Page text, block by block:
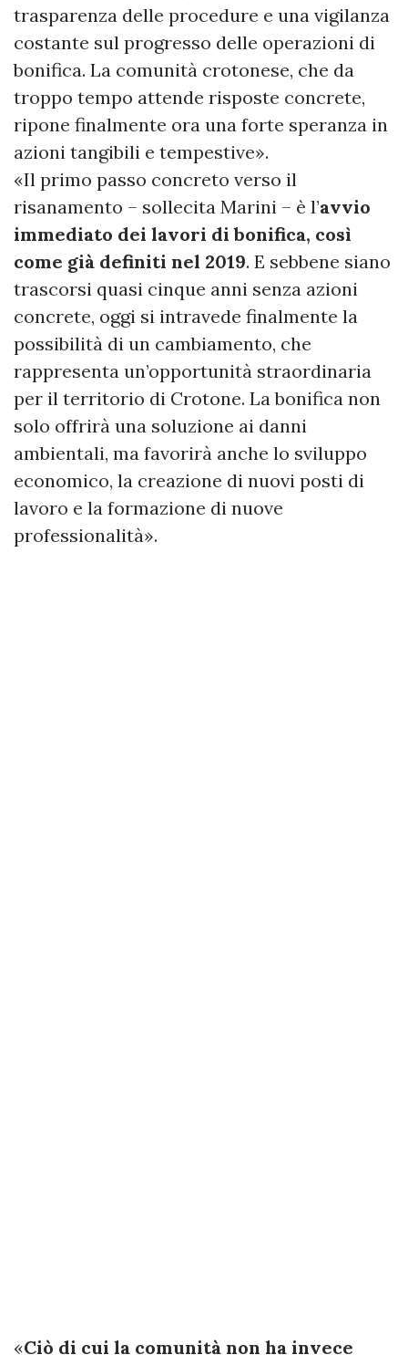
trasparenza delle procedure e una vigilanza
costante sul progresso delle operazioni di
bonifica. La comunità crotonese, che da
troppo tempo attende risposte concrete,
ripone finalmente ora una forte speranza in
azioni tangibili e tempestive».
«Il primo passo concreto verso il
risanamento – sollecita Marini – è l’avvio
immediato dei lavori di bonifica, così
come già definiti nel 2019. E sebbene siano
trascorsi quasi cinque anni senza azioni
concrete, oggi si intravede finalmente la
possibilità di un cambiamento, che
rappresenta un’opportunità straordinaria
per il territorio di Crotone. La bonifica non
solo offrirà una soluzione ai danni
ambientali, ma favorirà anche lo sviluppo
economico, la creazione di nuovi posti di
lavoro e la formazione di nuove
professionalità».
«Ciò di cui la comunità non ha invece